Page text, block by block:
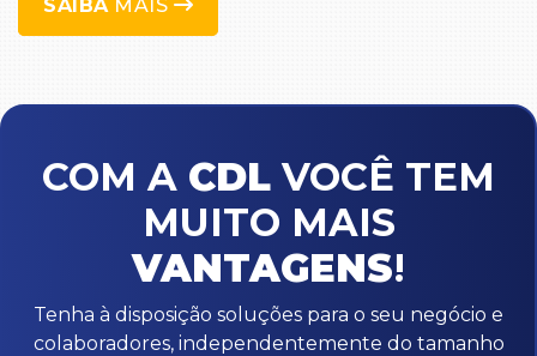
SAIBAMAIS
COM A CDL VOCÊ TEM
MUITO MAIS
VANTAGENS!
Tenha à disposição soluções para o seu negócio e
colaboradores, independentemente do tamanho